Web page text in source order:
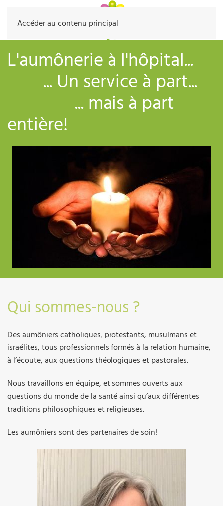
Accéder au contenu principal
L'aumônerie à l'hôpital...
... Un service à part...
... mais à part
entière!
Qui sommes-nous ?
Des aumôniers catholiques, protestants, musulmans et
israélites, tous professionnels formés à la relation humaine,
à l’écoute, aux questions théologiques et pastorales.
Nous travaillons en équipe, et sommes ouverts aux
questions du monde de la santé ainsi qu’aux différentes
traditions philosophiques et religieuses.
Les aumôniers sont des partenaires de soin!